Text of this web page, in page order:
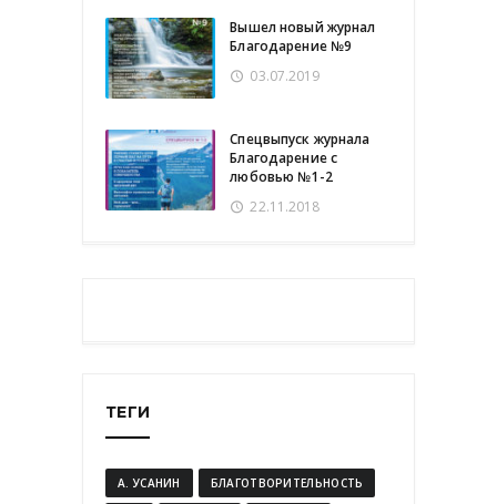
Вышел новый журнал
Благодарение №9
03.07.2019
Спецвыпуск журнала
Благодарение с
любовью №1-2
22.11.2018
ТЕГИ
А. УСАНИН БЛАГОТВОРИТЕЛЬНОСТЬ